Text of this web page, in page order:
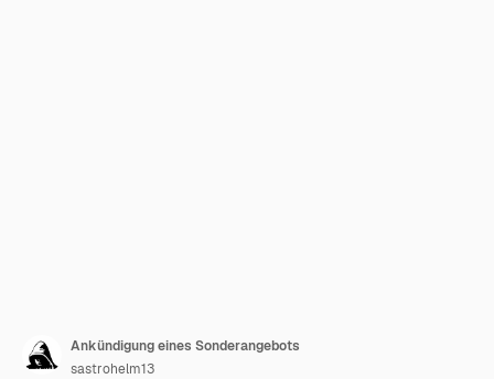
Ankündigung eines Sonderangebots
sastrohelm13